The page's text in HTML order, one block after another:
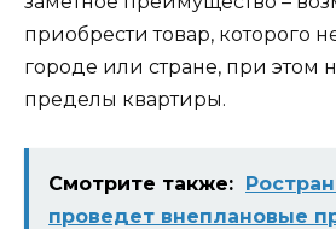
приобрести товар, которого
городе или стране, при этом
пределы квартиры.
Смотрите также:
проведет внеплановые